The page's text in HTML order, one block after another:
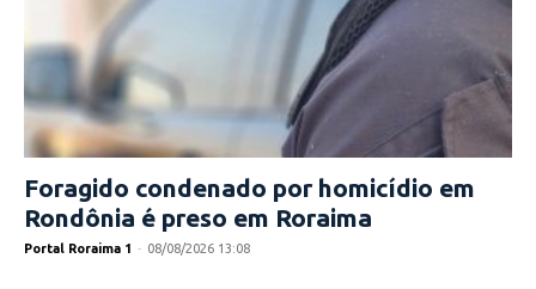
Foragido condenado por homicídio em
Rondônia é preso em Roraima
Portal Roraima 1 - 08/08/2026 13:08